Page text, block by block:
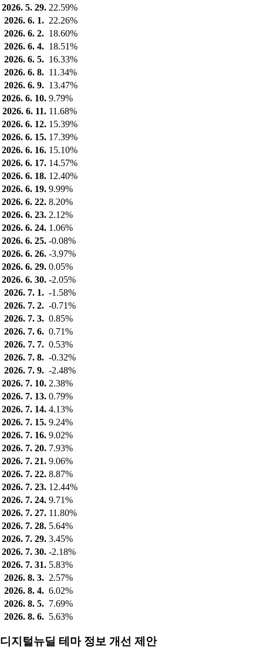
2026. 5. 29. 22.59%
2026. 6. 1. 22.26%
2026. 6. 2. 18.60%
2026. 6. 4. 18.51%
2026. 6. 5. 16.33%
2026. 6. 8. 11.34%
2026. 6. 9. 13.47%
2026. 6. 10. 9.79%
2026. 6. 11. 11.68%
2026. 6. 12. 15.39%
2026. 6. 15. 17.39%
2026. 6. 16. 15.10%
2026. 6. 17. 14.57%
2026. 6. 18. 12.40%
2026. 6. 19. 9.99%
2026. 6. 22. 8.20%
2026. 6. 23. 2.12%
2026. 6. 24. 1.06%
2026. 6. 25. -0.08%
2026. 6. 26. -3.97%
2026. 6. 29. 0.05%
2026. 6. 30. -2.05%
2026. 7. 1. -1.58%
2026. 7. 2. -0.71%
2026. 7. 3. 0.85%
2026. 7. 6. 0.71%
2026. 7. 7. 0.53%
2026. 7. 8. -0.32%
2026. 7. 9. -2.48%
2026. 7. 10. 2.38%
2026. 7. 13. 0.79%
2026. 7. 14. 4.13%
2026. 7. 15. 9.24%
2026. 7. 16. 9.02%
2026. 7. 20. 7.93%
2026. 7. 21. 9.06%
2026. 7. 22. 8.87%
2026. 7. 23. 12.44%
2026. 7. 24. 9.71%
2026. 7. 27. 11.80%
2026. 7. 28. 5.64%
2026. 7. 29. 3.45%
2026. 7. 30. -2.18%
2026. 7. 31. 5.83%
2026. 8. 3. 2.57%
2026. 8. 4. 6.02%
2026. 8. 5. 7.69%
2026. 8. 6. 5.63%
디지털뉴딜 테마 정보 개선 제안